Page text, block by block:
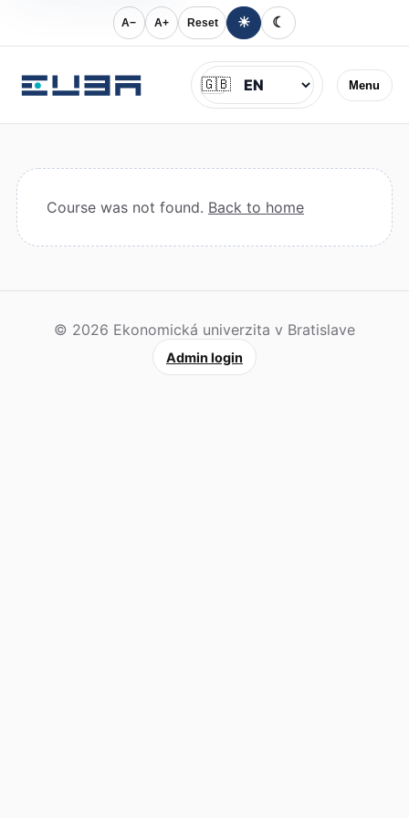
A− A+ Reset ☀ ☾
Menu
Jazyk
🇬🇧
Course was not found. Back to home
© 2026 Ekonomická univerzita v Bratislave
Admin login